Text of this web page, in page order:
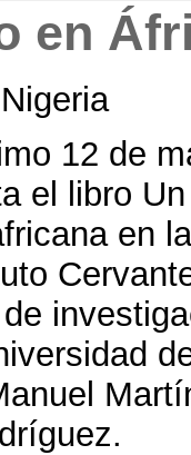
en
12 de
el libro
en